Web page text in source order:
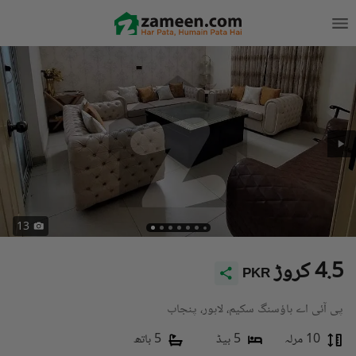
13
PKR 4.5 کروڑ
پی آئی اے ہاؤسنگ سکیم، لاہور، پنجاب
10 مرلہ
5 بیڈ 5 باتھ